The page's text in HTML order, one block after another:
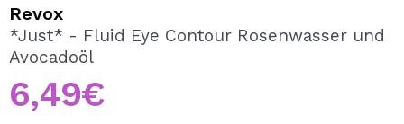
REGISTRIEREN
Durch die Erstellung eines Kontos bei Maquillalia.de
können Sie Ihre Einkäufe schnell tätigen, den Status Ihrer
Bestellungen überprüfen und Ihre bisherigen Vorgänge
einsehen.
Revox
*Just* - Fluid Eye Contour Rosenwasser und
Avocadoöl
6,49€